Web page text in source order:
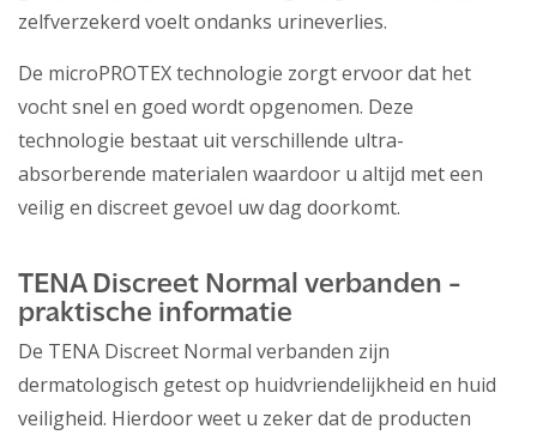
zelfverzekerd voelt ondanks urineverlies.
De microPROTEX technologie zorgt ervoor dat het
vocht snel en goed wordt opgenomen. Deze
technologie bestaat uit verschillende ultra-
absorberende materialen waardoor u altijd met een
veilig en discreet gevoel uw dag doorkomt.
TENA Discreet Normal verbanden -
praktische informatie
De TENA Discreet Normal verbanden zijn
dermatologisch getest op huidvriendelijkheid en huid
veiligheid. Hierdoor weet u zeker dat de producten